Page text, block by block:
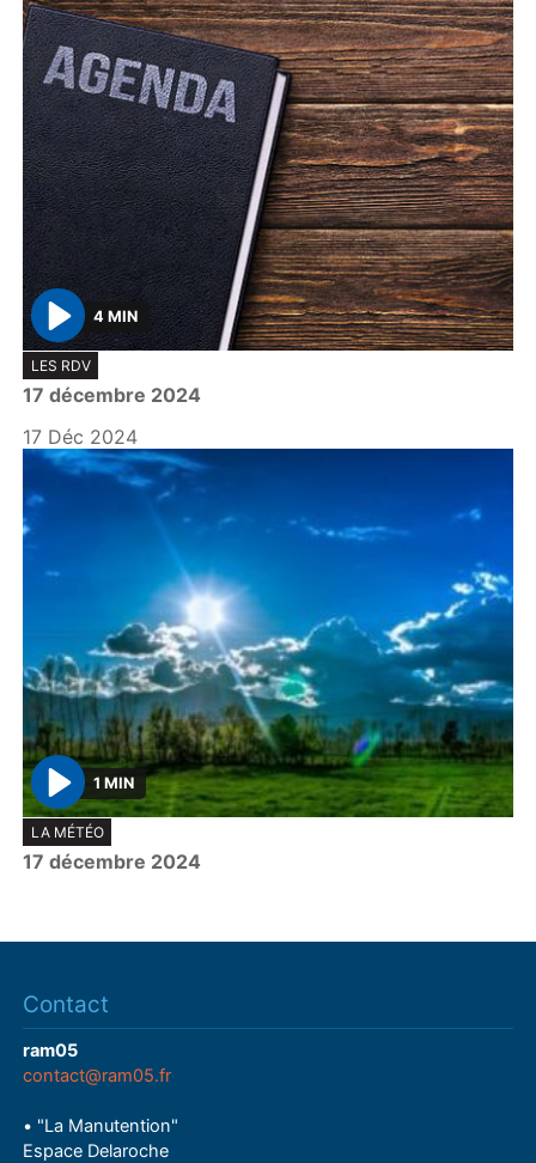
P
l
a
y
4 MIN
LES RDV
17 décembre 2024
17 Déc 2024
P
l
a
1 MIN
LA MÉTÉO
17 décembre 2024
Contact
ram05
contact@ram05.fr
• "La Manutention"
Espace Delaroche